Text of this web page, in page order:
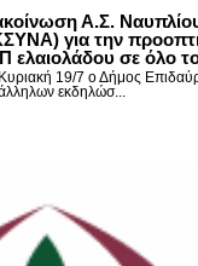
Α.Σ.
για την
ελαιολάδου σε όλο
19/7 ο Δήμος
εκδηλώσ...